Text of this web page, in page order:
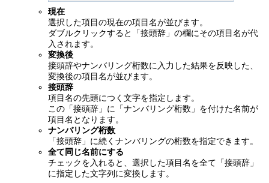
現在
選択した項目の現在の項目名が並びます。
ダブルクリックすると「接頭辞」の欄にその項目名が代
入されます。
変換後
接頭辞やナンバリング桁数に入力した結果を反映した、
変換後の項目名が並びます。
接頭辞
項目名の先頭につく文字を指定します。
この「接頭辞」に「ナンバリング桁数」を付けた名前が
項目名となります。
ナンバリング桁数
「接頭辞」に続くナンバリングの桁数を指定できます。
全て同じ名前にする
チェックを入れると、選択した項目名を全て「接頭辞」
に指定した文字列に変換します。